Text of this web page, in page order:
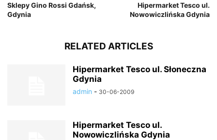
Sklepy Gino Rossi Gdańsk,
Gdynia
Hipermarket Tesco ul.
Nowowiczlińska Gdynia
RELATED ARTICLES
Hipermarket Tesco ul. Słoneczna
Gdynia
admin - 30-06-2009
Hipermarket Tesco ul.
Nowowiczlińska Gdynia